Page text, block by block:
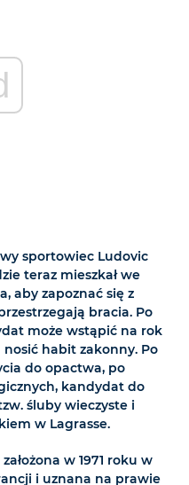
sportowiec Ludovic
teraz mieszkał we
aby zapoznać się z
bracia. Po
może wstąpić na rok
habit zakonny. Po
do opactwa, po
kandydat do
śluby wieczyste i
w Lagrasse.
w 1971 roku w
i uznana na prawie